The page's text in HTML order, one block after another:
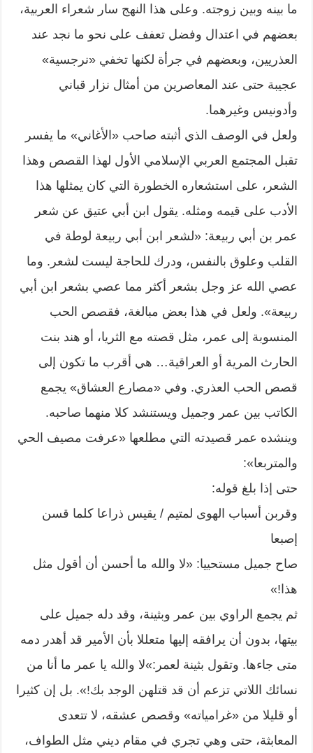
ما بينه وبين زوجته. وعلى هذا النهج سار شعراء العربية،
بعضهم في اعتدال وفضل تعفف على نحو ما نجد عند
العذريين، وبعضهم في جرأة لكنها تخفي «نرجسية»
عجيبة حتى عند المعاصرين من أمثال نزار قباني
وأدونيس وغيرهما.
ولعل في الوصف الذي أثبته صاحب «الأغاني» ما يفسر
تقبل المجتمع العربي الإسلامي الأول لهذا القصص وهذا
الشعر، على استشعاره الخطورة التي كان يمثلها هذا
الأدب على قيمه ومثله. يقول ابن أبي عتيق عن شعر
عمر بن أبي ربيعة: «لشعر ابن أبي ربيعة لوطة في
القلب وعلوق بالنفس، ودرك للحاجة ليست لشعر. وما
عصي الله عز وجل بشعر أكثر مما عصي بشعر ابن أبي
ربيعة». ولعل في هذا بعض مبالغة، فقصص الحب
المنسوبة إلى عمر، مثل قصته مع الثريا، أو هند بنت
الحارث المرية أو العراقية… هي أقرب ما تكون إلى
قصص الحب العذري. وفي «مصارع العشاق» يجمع
الكاتب بين عمر وجميل ويستنشد كلا منهما صاحبه.
وينشده عمر قصيدته التي مطلعها «عرفت مصيف الحي
والمتربعا»:
حتى إذا بلغ قوله:
وقربن أسباب الهوى لمتيم / يقيس ذراعا كلما قسن
إصبعا
صاح جميل مستحييا: «لا والله ما أحسن أن أقول مثل
هذا!»
ثم يجمع الراوي بين عمر وبثينة، وقد دله جميل على
بيتها، بدون أن يرافقه إليها متعللا بأن الأمير قد أهدر دمه
متى جاءها. وتقول بثينة لعمر:»لا والله يا عمر ما أنا من
نسائك اللاتي تزعم أن قد قتلهن الوجد بك!». بل إن كثيرا
أو قليلا من «غرامياته» وقصص عشقه، لا تتعدى
المعابثة، حتى وهي تجري في مقام ديني مثل الطواف،